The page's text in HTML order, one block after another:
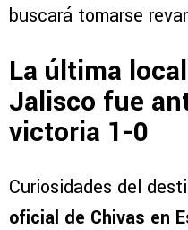
buscará tomarse
La última
Jalisco fue
victoria 1-0
Curiosidades del
oficial de Chivas en